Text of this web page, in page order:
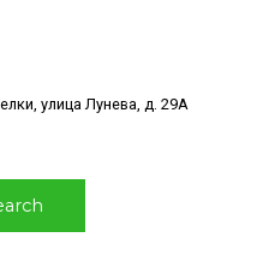
улица Лунева, д. 29А